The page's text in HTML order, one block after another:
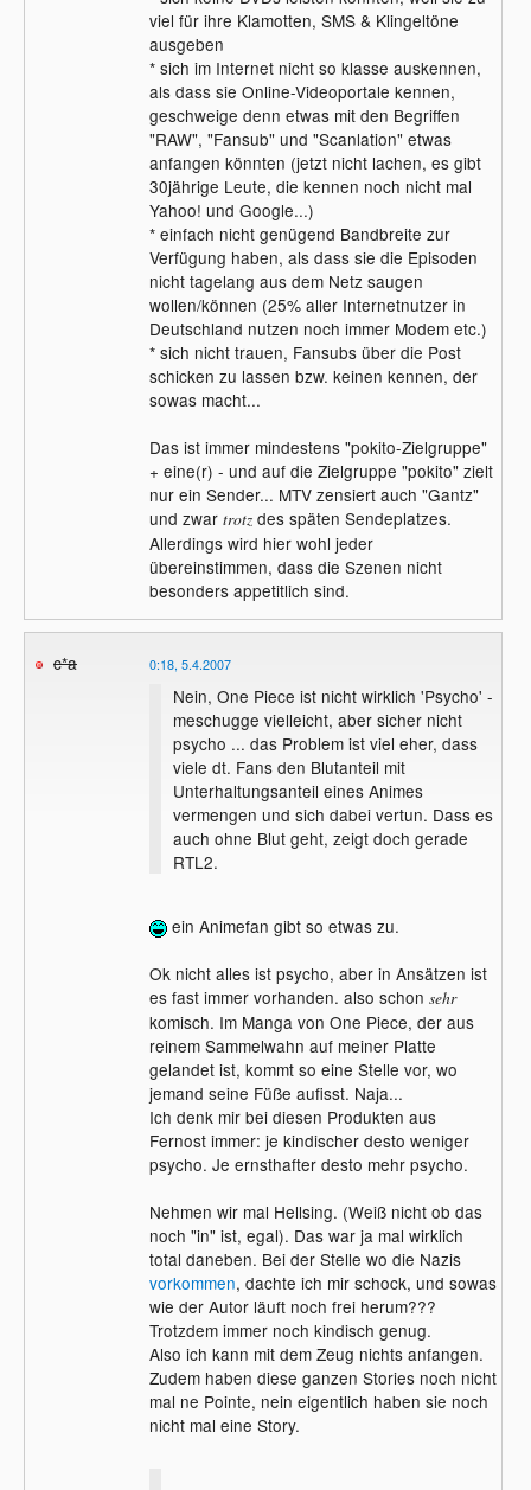
viel für ihre Klamotten, SMS & Klingeltöne
ausgeben
* sich im Internet nicht so klasse auskennen,
als dass sie Online-Videoportale kennen,
geschweige denn etwas mit den Begriffen
"RAW", "Fansub" und "Scanlation" etwas
anfangen könnten (jetzt nicht lachen, es gibt
30jährige Leute, die kennen noch nicht mal
Yahoo! und Google...)
* einfach nicht genügend Bandbreite zur
Verfügung haben, als dass sie die Episoden
nicht tagelang aus dem Netz saugen
wollen/können (25% aller Internetnutzer in
Deutschland nutzen noch immer Modem etc.)
* sich nicht trauen, Fansubs über die Post
schicken zu lassen bzw. keinen kennen, der
sowas macht...
Das ist immer mindestens "pokito-Zielgruppe"
+ eine(r) - und auf die Zielgruppe "pokito" zielt
nur ein Sender... MTV zensiert auch "Gantz"
und zwar trotzdes späten Sendeplatzes.
Allerdings wird hier wohl jeder
übereinstimmen, dass die Szenen nicht
besonders appetitlich sind.
c*a 0:18, 5.4.2007
Nein, One Piece ist nicht wirklich 'Psycho' -
meschugge vielleicht, aber sicher nicht
psycho ... das Problem ist viel eher, dass
viele dt. Fans den Blutanteil mit
Unterhaltungsanteil eines Animes
vermengen und sich dabei vertun. Dass es
auch ohne Blut geht, zeigt doch gerade
RTL2.
ein Animefan gibt so etwas zu.
Ok nicht alles ist psycho, aber in Ansätzen ist
es fast immer vorhanden. also schon sehr
komisch. Im Manga von One Piece, der aus
reinem Sammelwahn auf meiner Platte
gelandet ist, kommt so eine Stelle vor, wo
jemand seine Füße aufisst. Naja...
Ich denk mir bei diesen Produkten aus
Fernost immer: je kindischer desto weniger
psycho. Je ernsthafter desto mehr psycho.
Nehmen wir mal Hellsing. (Weiß nicht ob das
noch "in" ist, egal). Das war ja mal wirklich
total daneben. Bei der Stelle wo die Nazis
vorkommen, dachte ich mir schock, und sowas
wie der Autor läuft noch frei herum???
Trotzdem immer noch kindisch genug.
Also ich kann mit dem Zeug nichts anfangen.
Zudem haben diese ganzen Stories noch nicht
mal ne Pointe, nein eigentlich haben sie noch
nicht mal eine Story.